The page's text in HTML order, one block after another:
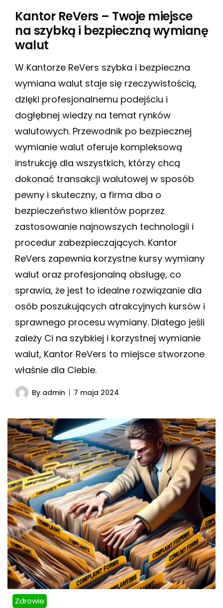
Kantor ReVers – Twoje miejsce
na szybką i bezpieczną wymianę
walut
W Kantorze ReVers szybka i bezpieczna
wymiana walut staje się rzeczywistością,
dzięki profesjonalnemu podejściu i
dogłębnej wiedzy na temat rynków
walutowych. Przewodnik po bezpiecznej
wymianie walut oferuje kompleksową
instrukcję dla wszystkich, którzy chcą
dokonać transakcji walutowej w sposób
pewny i skuteczny, a firma dba o
bezpieczeństwo klientów poprzez
zastosowanie najnowszych technologii i
procedur zabezpieczających. Kantor
ReVers zapewnia korzystne kursy wymiany
walut oraz profesjonalną obsługę, co
sprawia, że jest to idealne rozwiązanie dla
osób poszukujących atrakcyjnych kursów i
sprawnego procesu wymiany. Dlatego jeśli
zależy Ci na szybkiej i korzystnej wymianie
walut, Kantor ReVers to miejsce stworzone
właśnie dla Ciebie.
By admin 7 maja 2024
Zdrowie